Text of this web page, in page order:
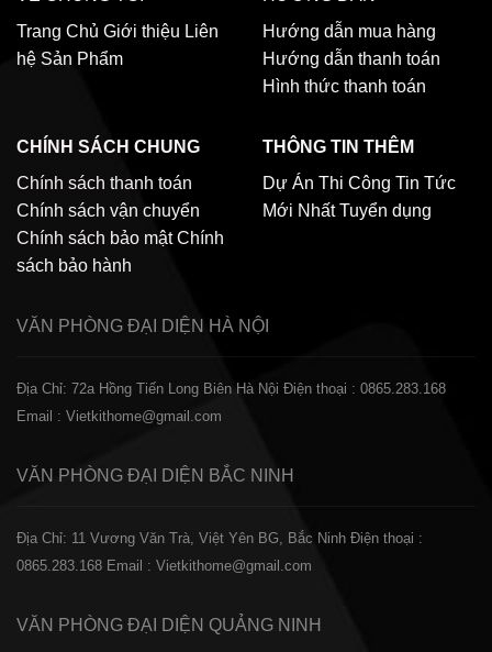
Trang Chủ Giới thiệu Liên
hệ Sản Phẩm
Hướng dẫn mua hàng
Hướng dẫn thanh toán
Hình thức thanh toán
CHÍNH SÁCH CHUNG
Chính sách thanh toán
Chính sách vận chuyển
Chính sách bảo mật Chính
sách bảo hành
THÔNG TIN THÊM
Dự Án Thi Công Tin Tức
Mới Nhất Tuyển dụng
VĂN PHÒNG ĐẠI DIỆN HÀ NỘI
Địa Chỉ: 72a Hồng Tiến Long Biên Hà Nội Điện thoại : 0865.283.168
Email : Vietkithome@gmail.com
VĂN PHÒNG ĐẠI DIỆN BẮC NINH
Địa Chỉ: 11 Vương Văn Trà, Việt Yên BG, Bắc Ninh Điện thoại :
0865.283.168 Email : Vietkithome@gmail.com
VĂN PHÒNG ĐẠI DIỆN QUẢNG NINH